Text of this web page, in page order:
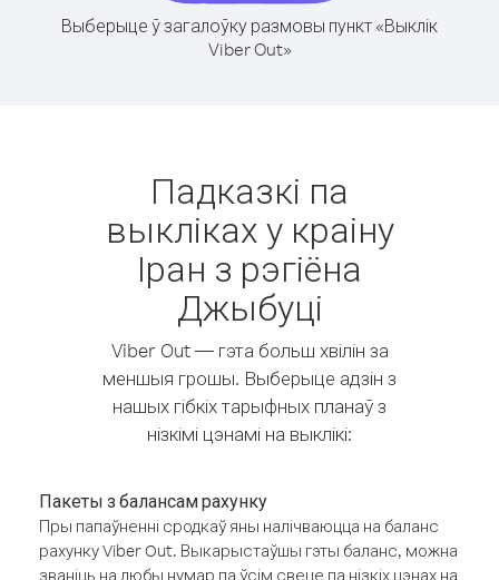
Выберыце ў загалоўку размовы пункт «Выклік
Viber Out»
Падказкі па
выкліках у краіну
Іран з рэгіёна
Джыбуці
Viber Out — гэта больш хвілін за
меншыя грошы. Выберыце адзін з
нашых гібкіх тарыфных планаў з
нізкімі цэнамі на выклікі:
Пакеты з балансам рахунку
Пры папаўненні сродкаў яны налічваюцца на баланс
рахунку Viber Out. Выкарыстаўшы гэты баланс, можна
званіць на любы нумар па ўсім свеце па нізкіх цэнах на